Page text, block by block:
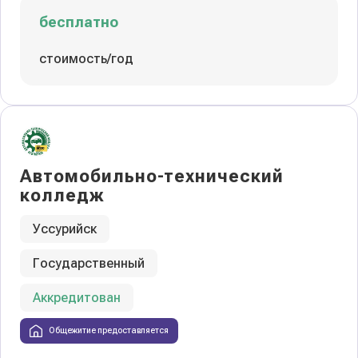
бесплатно
стоимость/год
Автомобильно-технический
колледж
Уссурийск
Государственный
Аккредитован
Общежитие предоставляется